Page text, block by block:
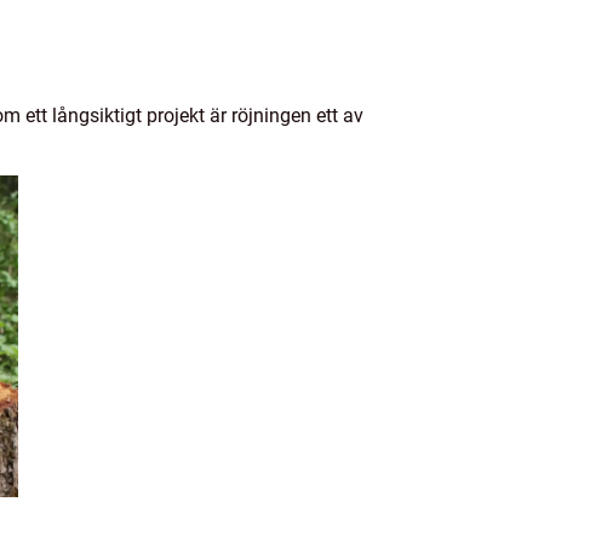
ett långsiktigt projekt är röjningen ett av